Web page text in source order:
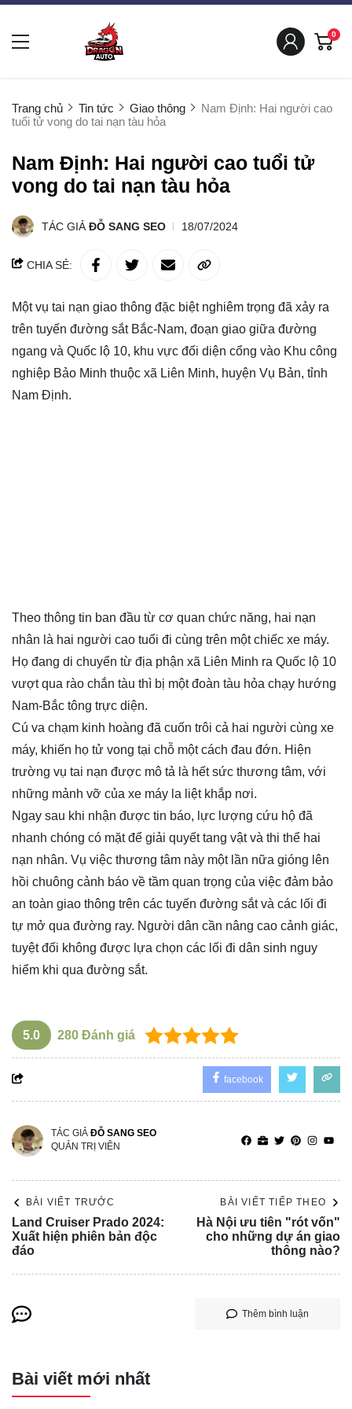
0
Trang chủ Tin tức Giao thông
Nam Định: Hai người cao
tuổi tử vong do tai nạn tàu hỏa
Nam Định: Hai người cao tuổi tử
vong do tai nạn tàu hỏa
TÁC GIẢĐỖ SANG SEO 18/07/2024
CHIA SẺ:
Một vụ tai nạn giao thông đặc biệt nghiêm trọng đã xảy ra
trên tuyến đường sắt Bắc-Nam, đoạn giao giữa đường
ngang và Quốc lộ 10, khu vực đối diện cổng vào Khu công
nghiệp Bảo Minh thuộc xã Liên Minh, huyện Vụ Bản, tỉnh
Nam Định.
Theo thông tin ban đầu từ cơ quan chức năng, hai nạn
nhân là hai người cao tuổi đi cùng trên một chiếc xe máy.
Họ đang di chuyển từ địa phận xã Liên Minh ra Quốc lộ 10
vượt qua rào chắn tàu thì bị một đoàn tàu hỏa chạy hướng
Nam-Bắc tông trực diện.
Cú va chạm kinh hoàng đã cuốn trôi cả hai người cùng xe
máy, khiến họ tử vong tại chỗ một cách đau đớn. Hiện
trường vụ tai nạn được mô tả là hết sức thương tâm, với
những mảnh vỡ của xe máy la liệt khắp nơi.
Ngay sau khi nhận được tin báo, lực lượng cứu hộ đã
nhanh chóng có mặt để giải quyết tang vật và thi thể hai
nạn nhân. Vụ việc thương tâm này một lần nữa gióng lên
hồi chuông cảnh báo về tầm quan trọng của việc đảm bảo
an toàn giao thông trên các tuyến đường sắt và các lối đi
tự mở qua đường ray. Người dân cần nâng cao cảnh giác,
tuyệt đối không được lựa chọn các lối đi dân sinh nguy
hiểm khi qua đường sắt.
5.0 280 Đánh giá
facebook
TÁC GIẢ ĐỖ SANG SEO
QUẢN TRỊ VIÊN
BÀI VIẾT TRƯỚC
Land Cruiser Prado 2024:
Xuất hiện phiên bản độc
đáo
BÀI VIẾT TIẾP THEO
Hà Nội ưu tiên "rót vốn"
cho những dự án giao
thông nào?
Thêm bình luận
Bài viết mới nhất